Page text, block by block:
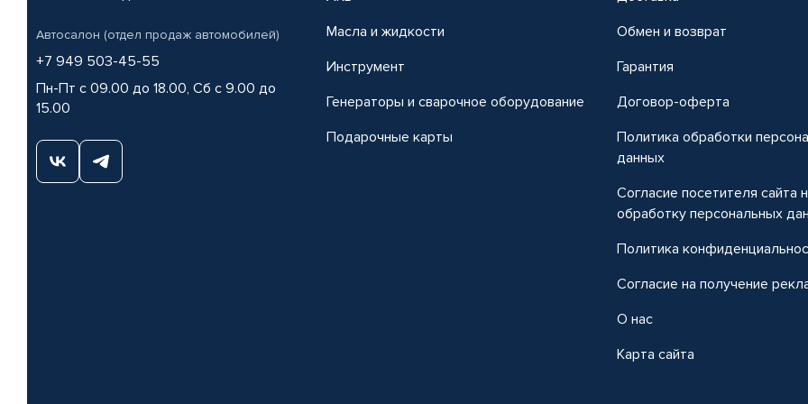
Автосалон (отдел продаж автомобилей)
+7 949 503-45-55
Пн-Пт с 09.00 до 18.00, Сб с 9.00 до
15.00
Масла и жидкости
Инструмент
Генераторы и сварочное оборудование
Подарочные карты
Обмен и возврат
Гарантия
Договор-оферта
Политика обработки
данных
Согласие посетителя сайта
обработку персональных
Политика
Согласие на получение
О нас
Карта сайта